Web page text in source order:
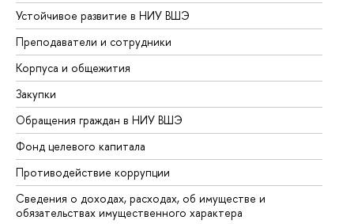
Устойчивое развитие в НИУ ВШЭ
Преподаватели и сотрудники
Корпуса и общежития
Закупки
Обращения граждан в НИУ ВШЭ
Фонд целевого капитала
Противодействие коррупции
Сведения о доходах, расходах, об имуществе и
обязательствах имущественного характера